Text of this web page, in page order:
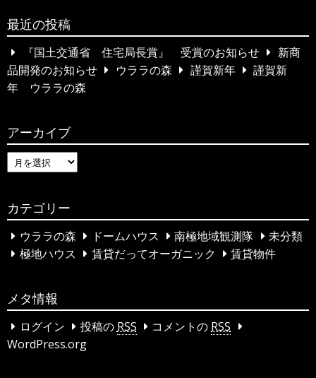
r
h
f
o
:
最近の投稿
『国土交通省 住宅局長賞』 受賞のお知らせ
新商
品開発のお知らせ
ウララの森 謹賀新年
謹賀新
年 ウララの森
アーカイブ
ア
イ
ブ
カテゴリー
ウララの森 ドームハウス 南極地域観測隊
未分類
極地ハウス
賃貸だってオーガニック 賃貸物件
メタ情報
ログイン 投稿の RSS コメントの RSS
WordPress.org